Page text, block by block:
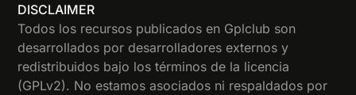
DISCLAIMER
Todos los recursos publicados en Gplclub son
desarrollados por desarrolladores externos y
redistribuidos bajo los términos de la licencia
(GPLv2). No estamos asociados ni respaldados por